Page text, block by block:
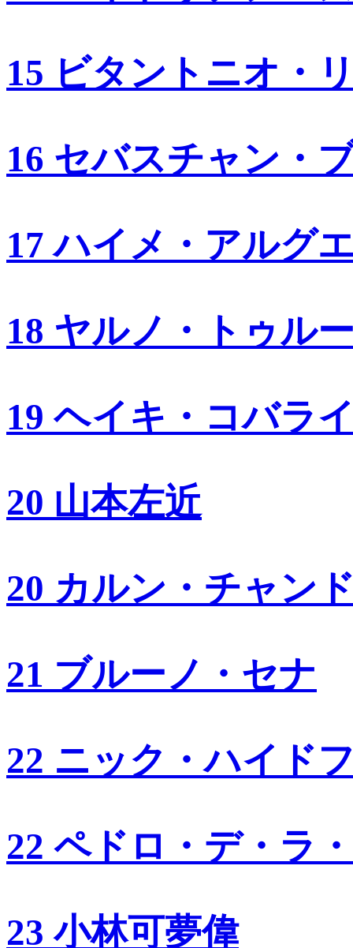
15 ビタントニオ・
16 セバスチャン・
17 ハイメ・アルグ
18 ヤルノ・トゥル
19 ヘイキ・コバラ
20 山本左近
20 カルン・チャン
21 ブルーノ・セナ
22 ニック・ハイド
22 ペドロ・デ・ラ
23 小林可夢偉